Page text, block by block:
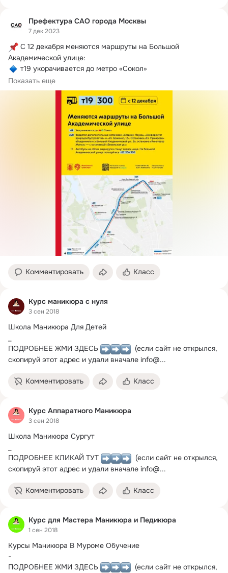
Префектура САО города Москвы
7 дек 2023
С 12 декабря меняются маршруты на Большой
300: вводятся дополнительные...
Показать еще
Комментировать Класс
Курс маникюра с нуля
3 сен 2018
Школа Маникюра Для Детей
ПОДРОБНЕЕ ЖМИ ЗДЕСЬ
  (если сайт не открылся,
скопируй этот адрес и удали вначале info@...
Комментировать Класс
Курс Аппаратного Маникюра
3 сен 2018
Школа Маникюра Сургут
ПОДРОБНЕЕ КЛИКАЙ ТУТ
  (если сайт не открылся,
скопируй этот адрес и удали вначале info@...
Комментировать Класс
Курс для Мастера Маникюра и Педикюра
1 сен 2018
Курсы Маникюра В Муроме Обучение
-
ПОДРОБНЕЕ ЖМИ ЗДЕСЬ
  (если сайт не открылся,